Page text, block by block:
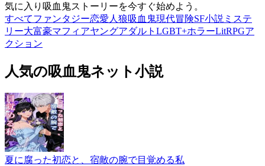
気に入り吸血鬼ストーリーを今すぐ始めよう。
すべてファンタジー恋愛 人狼吸血鬼現代冒険SF小説 ミステ
リー大富豪マフィアヤングアダルト LGBT+ホラーLitRPGア
クション
人気の吸血鬼ネット小説
夏に腐った初恋と、宿敵の腕で目覚める私